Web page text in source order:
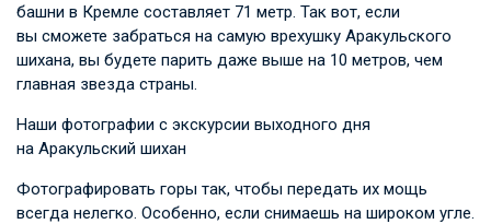
башни в Кремле составляет 71 метр. Так вот, если
вы сможете забраться на самую врехушку Аракульского
шихана, вы будете парить даже выше на 10 метров, чем
главная звезда страны.
Наши фотографии с экскурсии выходного дня
на Аракульский шихан
Фотографировать горы так, чтобы передать их мощь
всегда нелегко. Особенно, если снимаешь на широком угле.